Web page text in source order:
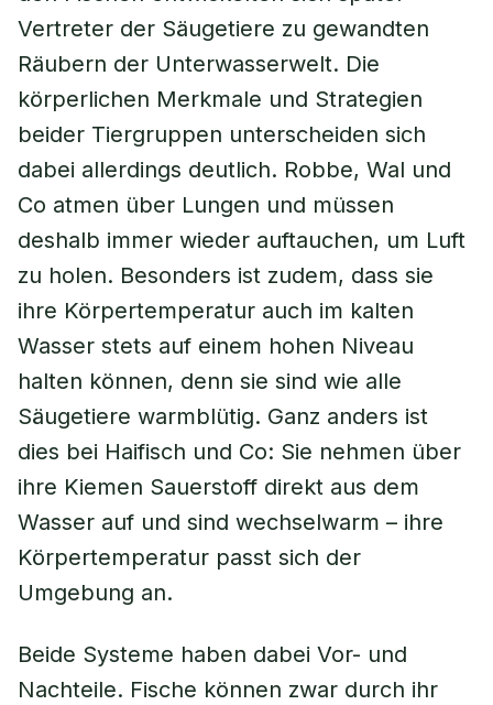
Vertreter der Säugetiere zu gewandten
Räubern der Unterwasserwelt. Die
körperlichen Merkmale und Strategien
beider Tiergruppen unterscheiden sich
dabei allerdings deutlich. Robbe, Wal und
Co atmen über Lungen und müssen
deshalb immer wieder auftauchen, um Luft
zu holen. Besonders ist zudem, dass sie
ihre Körpertemperatur auch im kalten
Wasser stets auf einem hohen Niveau
halten können, denn sie sind wie alle
Säugetiere warmblütig. Ganz anders ist
dies bei Haifisch und Co: Sie nehmen über
ihre Kiemen Sauerstoff direkt aus dem
Wasser auf und sind wechselwarm – ihre
Körpertemperatur passt sich der
Umgebung an.
Beide Systeme haben dabei Vor- und
Nachteile. Fische können zwar durch ihr